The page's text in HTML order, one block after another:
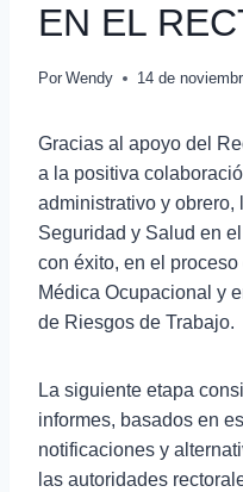
EN EL
Por Wendy 14 de
Gracias al apoyo del
a la positiva
administrativo y
Seguridad y Salud en
con éxito, en el
Médica Ocupacional y
de Riesgos de Trabajo.
La siguiente etapa
informes, basados en
notificaciones y
las autoridades